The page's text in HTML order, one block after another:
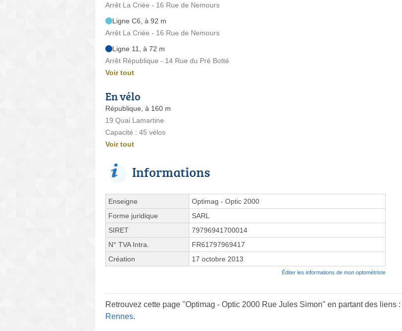
Arrêt La Criée - 16 Rue de Nemours
Ligne C6, à 92 m
Arrêt La Criée - 16 Rue de Nemours
Ligne 11, à 72 m
Arrêt République - 14 Rue du Pré Botté
Voir tout
En vélo
République, à 160 m
19 Quai Lamartine
Capacité : 45 vélos
Voir tout
Informations
Enseigne
Optimag - Optic 2000
Forme juridique
SARL
SIRET
79796941700014
N° TVA Intra.
FR61797969417
Création
17 octobre 2013
Éditer les informations de mon optométriste
Retrouvez cette page "Optimag - Optic 2000 Rue Jules Simon" en partant des liens :
Rennes.